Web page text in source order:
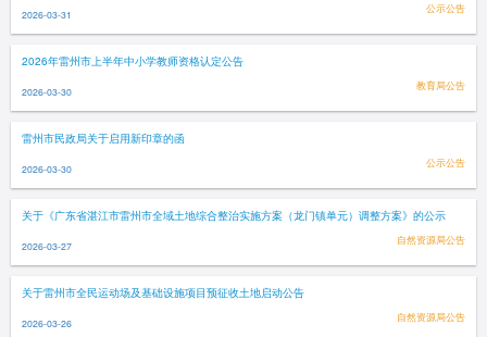
2026-03-31 公示公告
2026年雷州市上半年中小学教师资格认定公告
2026-03-30 教育局公告
雷州市民政局关于启用新印章的函
2026-03-30 公示公告
关于《广东省湛江市雷州市全域土地综合整治实施方案（龙门镇单元）调整方案》的公示
2026-03-27 自然资源局公告
关于雷州市全民运动场及基础设施项目预征收土地启动公告
2026-03-26 自然资源局公告